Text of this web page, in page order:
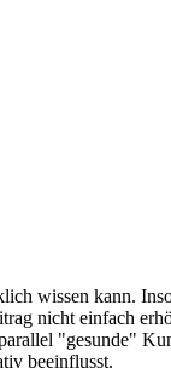
wissen kann.
nicht einfach
"gesunde"
beeinflusst.